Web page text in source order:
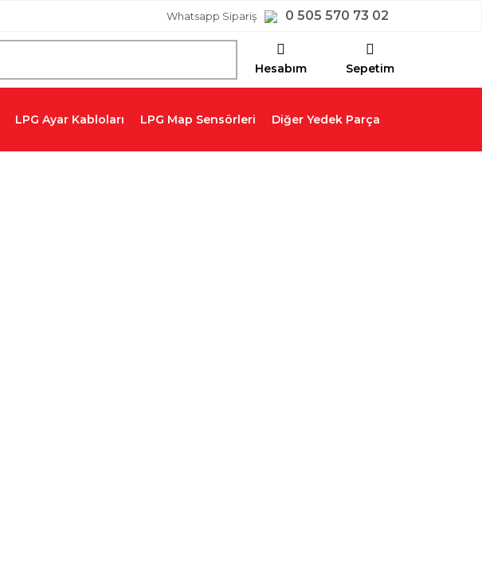
Whatsapp Sipariş 0 505 570 73 02
Hesabım Sepetim
LPG Ayar Kabloları LPG Map Sensörleri Diğer Yedek Parça